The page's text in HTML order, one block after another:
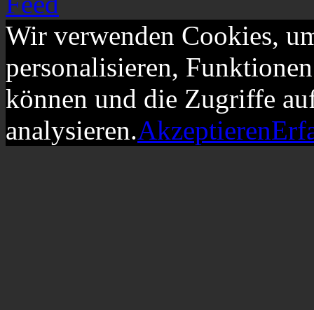
Wir verwenden Cookies,
personalisieren,
können und die Zugriffe
analysieren.Akzeptieren